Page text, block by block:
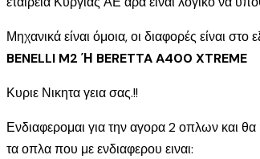
Μηχανικά είναι όμοια, οι διαφορές είναι
BENELLI M2 Ή BERETTA A400 XTREME
Κυριε Νικητα γεια σας.!!
Ενδιαφερομαι για την αγορα 2 οπλων και
τα οπλα που με ενδιαφερου ειναι: